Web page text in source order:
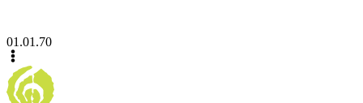
01.01.70